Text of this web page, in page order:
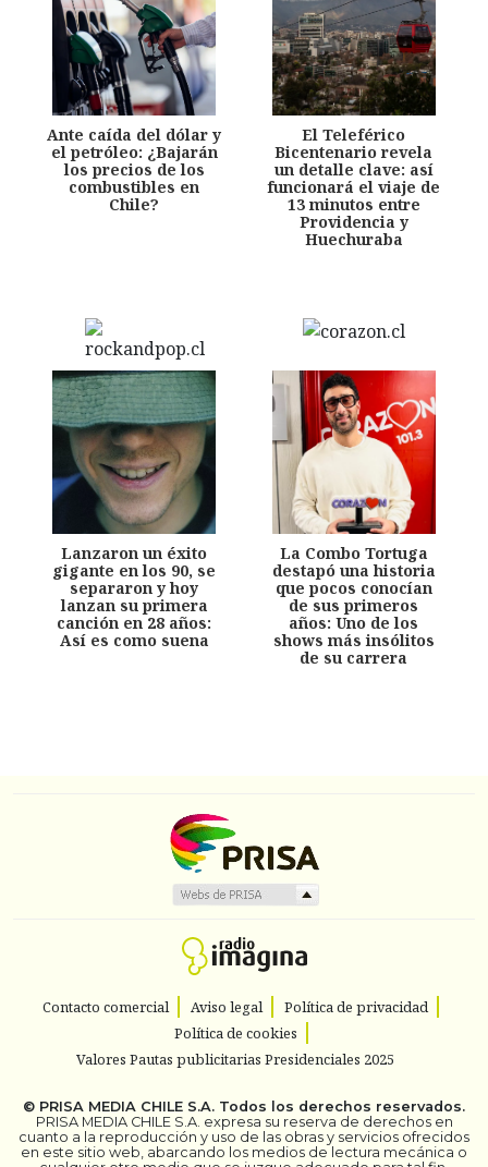
Ante caída del dólar y
el petróleo: ¿Bajarán
los precios de los
combustibles en
Chile?
El Teleférico
Bicentenario revela
un detalle clave: así
funcionará el viaje de
13 minutos entre
Providencia y
Huechuraba
Lanzaron un éxito
gigante en los 90, se
separaron y hoy
lanzan su primera
canción en 28 años:
Así es como suena
La Combo Tortuga
destapó una historia
que pocos conocían
de sus primeros
años: Uno de los
shows más insólitos
de su carrera
Contacto comercial Aviso legal
Política de privacidad
Política de cookies
Valores Pautas publicitarias Presidenciales 2025
© PRISA MEDIA CHILE S.A. Todos los derechos reservados.
PRISA MEDIA CHILE S.A. expresa su reserva de derechos en
cuanto a la reproducción y uso de las obras y servicios ofrecidos
en este sitio web, abarcando los medios de lectura mecánica o